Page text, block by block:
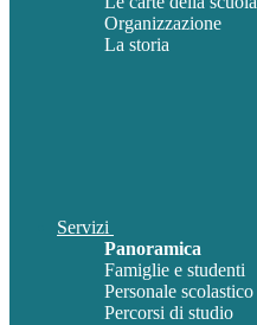
Organizzazione
La storia
Servizi
Panoramica
Famiglie e studenti
Personale scolastico
Percorsi di studio